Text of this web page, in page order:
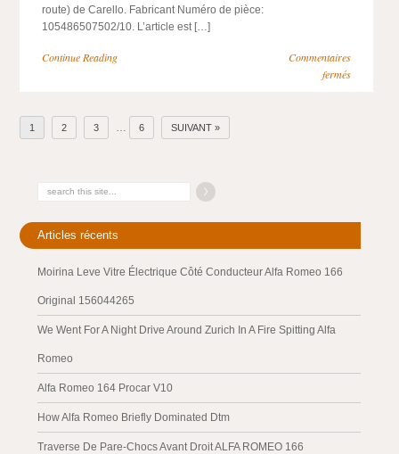
route) de Carello. Fabricant Numéro de pièce:
105486507502/10. L’article est […]
Continue Reading
Commentaires
fermés
1 2 3 … 6 SUIVANT »
Articles récents
Moirina Leve Vitre Électrique Côté Conducteur Alfa Romeo 166
Original 156044265
We Went For A Night Drive Around Zurich In A Fire Spitting Alfa
Romeo
Alfa Romeo 164 Procar V10
How Alfa Romeo Briefly Dominated Dtm
Traverse De Pare-Chocs Avant Droit ALFA ROMEO 166